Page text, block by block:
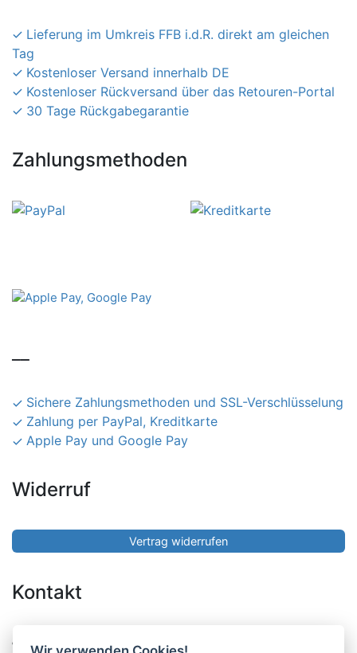
Lieferung im Umkreis FFB i.d.R. direkt am gleichen
Tag
Kostenloser Versand innerhalb DE
Kostenloser Rückversand über das Retouren-Portal
30 Tage Rückgabegarantie
Zahlungsmethoden
Sichere Zahlungsmethoden und SSL-Verschlüsselung
Zahlung per PayPal, Kreditkarte
Apple Pay und Google Pay
Widerruf
Vertrag widerrufen
Kontakt
Pucher Straße 10, Fürstenfeldbruck